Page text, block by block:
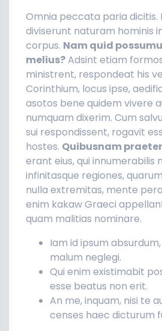
Omnia peccata paria dicitis.
diviserunt naturam hominis
corpus. Nam quid
melius?Adsint etiam
ministrent, respondeat his
Corinthium, locus ipse,
asotos bene quidem vivere
numquam dixerim. Cum
sui respondissent, rogavit
hostes. Quibusnam
erant eius, qui innumerabilis
infinitasque regiones,
nulla extremitas, mente
enim kakaw Graeci
quam malitias nominare.
Iam id ipsum
malum neglegi.
Qui enim existimabit
esse beatus non erit.
An me, inquam, nisi te
censes haec dicturum